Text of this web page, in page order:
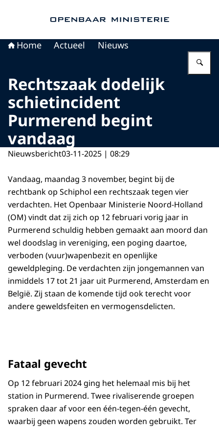
Home Actueel Nieuws
Rechtszaak dodelijk
schietincident
Purmerend begint
vandaag
Nieuwsbericht03-11-2025 | 08:29
Vandaag, maandag 3 november, begint bij de
rechtbank op Schiphol een rechtszaak tegen vier
verdachten. Het Openbaar Ministerie Noord-Holland
(OM) vindt dat zij zich op 12 februari vorig jaar in
Purmerend schuldig hebben gemaakt aan moord dan
wel doodslag in vereniging, een poging daartoe,
verboden (vuur)wapenbezit en openlijke
geweldpleging. De verdachten zijn jongemannen van
inmiddels 17 tot 21 jaar uit Purmerend, Amsterdam en
België. Zij staan de komende tijd ook terecht voor
andere geweldsfeiten en vermogensdelicten.
Fataal gevecht
Op 12 februari 2024 ging het helemaal mis bij het
station in Purmerend. Twee rivaliserende groepen
spraken daar af voor een één-tegen-één gevecht,
waarbij geen wapens zouden worden gebruikt. Ter